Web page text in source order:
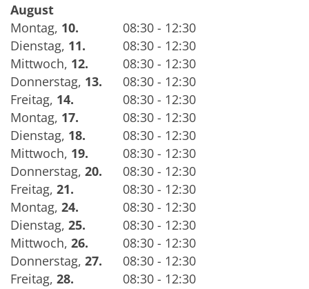
August
Montag, 10.
08:30 - 12:30
Dienstag, 11.
08:30 - 12:30
Mittwoch, 12.
08:30 - 12:30
Donnerstag, 13.
08:30 - 12:30
Freitag, 14.
08:30 - 12:30
Montag, 17.
08:30 - 12:30
Dienstag, 18.
08:30 - 12:30
Mittwoch, 19.
08:30 - 12:30
Donnerstag, 20.
08:30 - 12:30
Freitag, 21.
08:30 - 12:30
Montag, 24.
08:30 - 12:30
Dienstag, 25.
08:30 - 12:30
Mittwoch, 26.
08:30 - 12:30
Donnerstag, 27.
08:30 - 12:30
Freitag, 28.
08:30 - 12:30